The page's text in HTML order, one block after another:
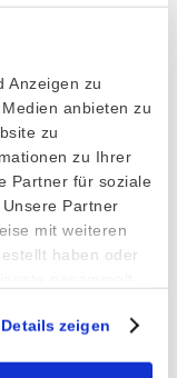
Anzeigen zu
anbieten zu
zu
zu Ihrer
Partner für soziale
Partner
mit weiteren
haben oder
Details zeigen